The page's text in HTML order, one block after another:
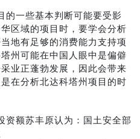
的一些基本判断可能要受影
区域的项目时，要学会分析
地有足够的消费能力支持项
州可能在中国人眼中是偏僻
业正蓬勃发展，因此会带来
在分析北达科塔州项目的时
资额苏丰原认为：国土安全部